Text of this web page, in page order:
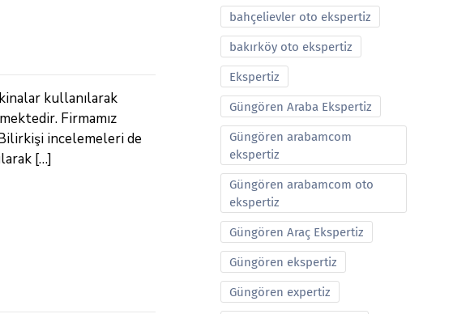
kullanılarak
Firmamız
incelemeleri de
[…]
bahçelievler oto ekspertiz
bakırköy oto ekspertiz
Ekspertiz
Güngören Araba Ekspertiz
Güngören arabamcom
ekspertiz
Güngören arabamcom oto
ekspertiz
Güngören Araç Ekspertiz
Güngören ekspertiz
Güngören expertiz